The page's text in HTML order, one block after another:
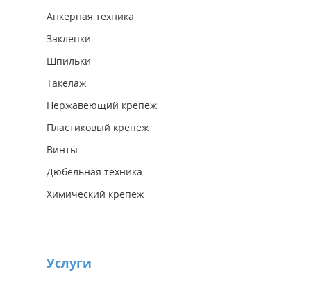
Анкерная техника
Заклепки
Шпильки
Такелаж
Нержавеющий крепеж
Пластиковый крепеж
Винты
Дюбельная техника
Химический крепёж
Услуги